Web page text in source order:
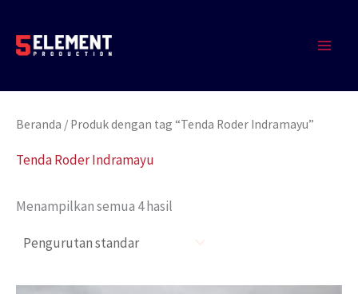
konten
Beranda / Produk dengan tag “Tenda Roder Indramayu”
Tenda Roder Indramayu
Menampilkan semua 4 hasil